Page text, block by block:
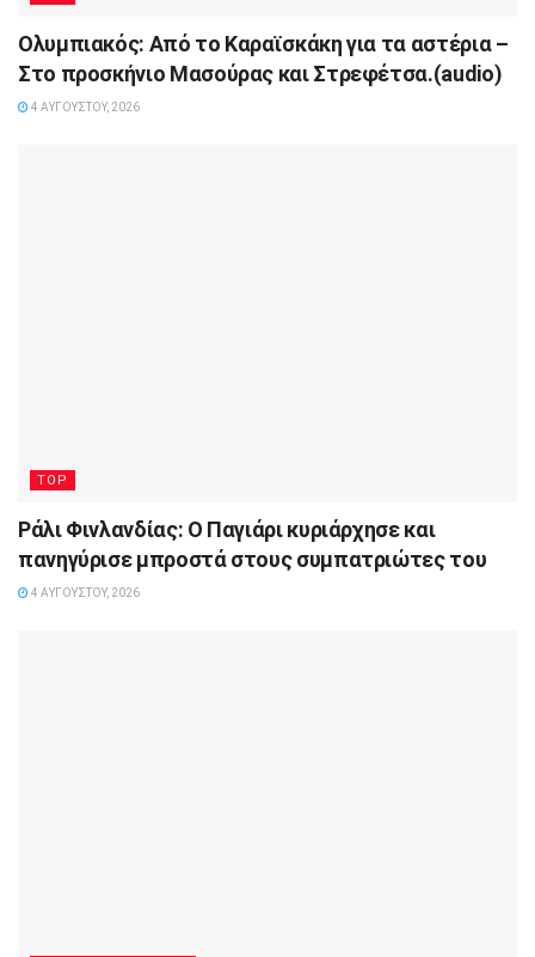
Ολυμπιακός: Από το Καραϊσκάκη για τα αστέρια –
Στο προσκήνιο Μασούρας και Στρεφέτσα.(audio)
4 ΑΥΓΟΎΣΤΟΥ, 2026
TOP
Ράλι Φινλανδίας: Ο Παγιάρι κυριάρχησε και
πανηγύρισε μπροστά στους συμπατριώτες του
4 ΑΥΓΟΎΣΤΟΥ, 2026